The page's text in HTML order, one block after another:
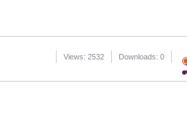
Downloads: 0
Views: 2532